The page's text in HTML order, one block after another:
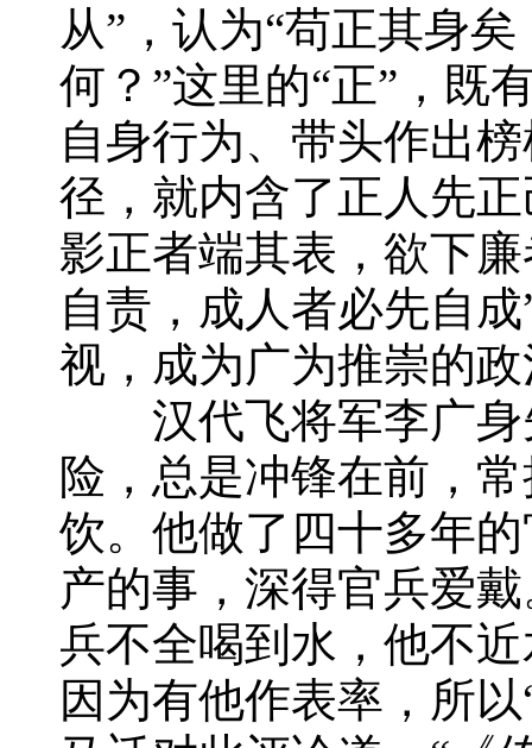
从”，认为“苟正其身
何？”这里的“正”，既
自身行为、带头作出
径，就内含了正人先
影正者端其表，欲下
自责，成人者必先自
视，成为广为推崇的
汉代飞将军李广身
险，总是冲锋在前，
饮。他做了四十多年
产的事，深得官兵爱
兵不全喝到水，他不
因为有他作表率，所